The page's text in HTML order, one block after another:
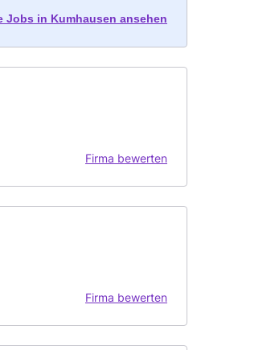
Jobs in Kumhausen ansehen
Firma bewerten
Firma bewerten